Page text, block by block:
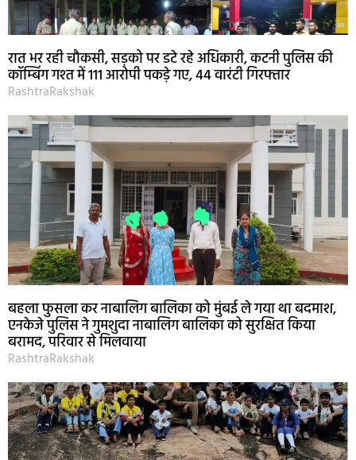
रात भर रही चौकसी, सड़को पर डटे रहे अधिकारी, कटनी पुलिस की
कॉम्बिंग गश्त में 111 आरोपी पकड़े गए, 44 वारंटी गिरफ्तार
RashtraRakshak
बहला फुसला कर नाबालिग बालिका को मुंबई ले गया था बदमाश,
एनकेजे पुलिस ने गुमशुदा नाबालिग बालिका को सुरक्षित किया
बरामद, परिवार से मिलवाया
RashtraRakshak